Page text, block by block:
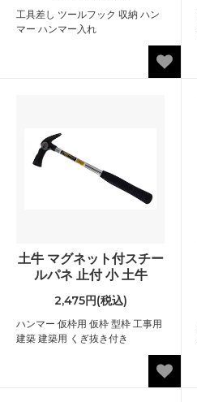
工具差し ツールフック 収納 ハン
マー ハンマー入れ
土牛 マグネット付スチー
ルパネ 止付 小 土牛
2,475円(税込)
ハンマー 仮枠用 仮枠 型枠 工事用
建築 建築用 くぎ抜き付き